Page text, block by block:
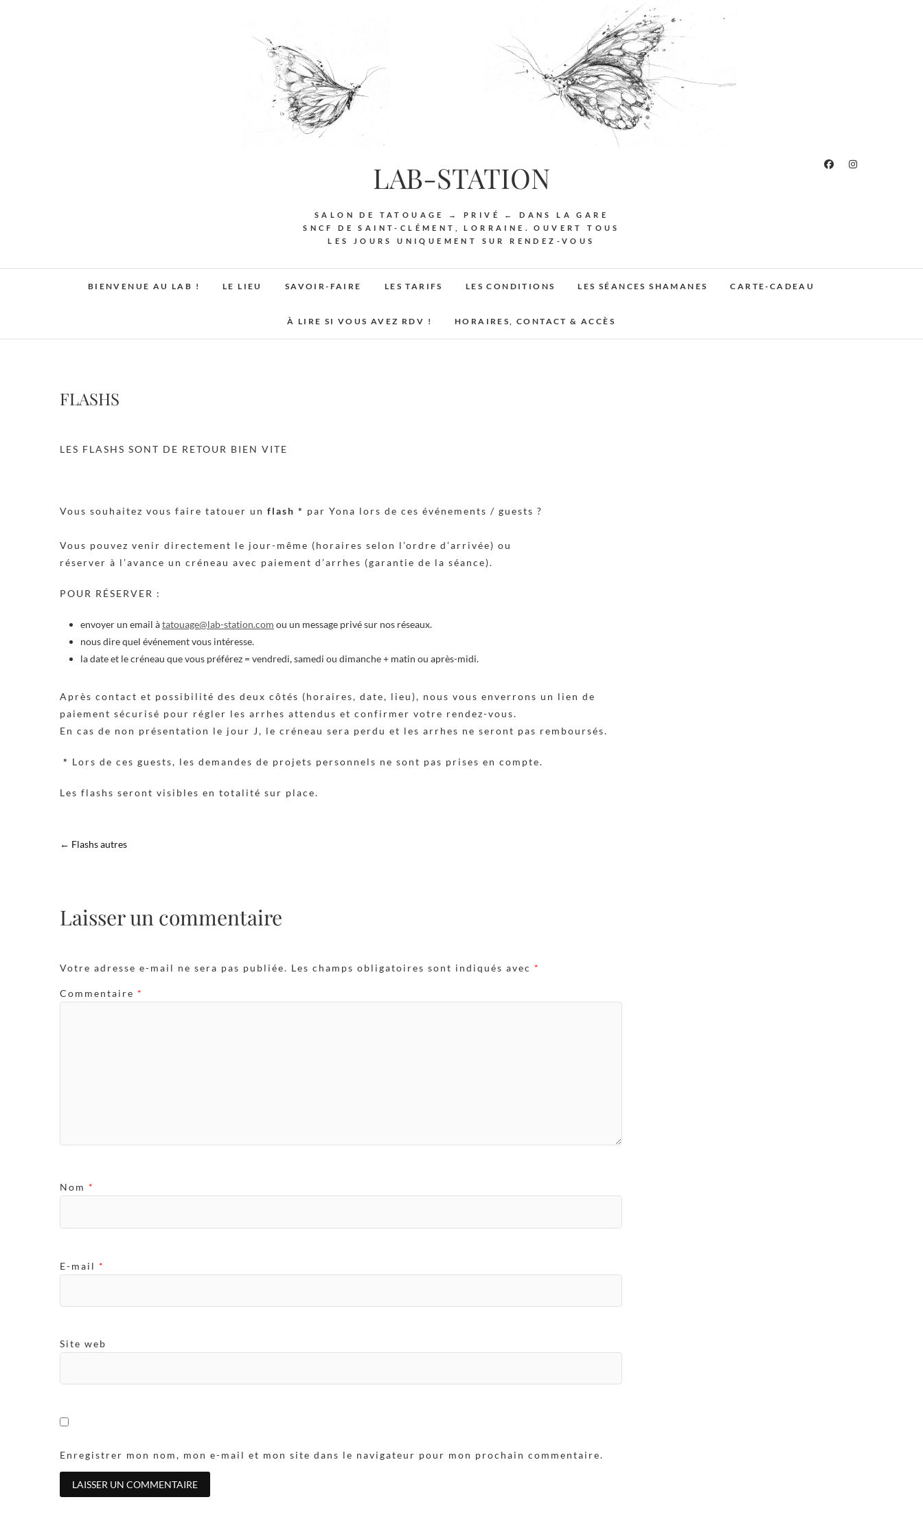
LAB-STATION
SALON DE TATOUAGE → PRIVÉ ← DANS LA GARE
SNCF DE SAINT-CLÉMENT, LORRAINE. OUVERT TOUS
LES JOURS UNIQUEMENT SUR RENDEZ-VOUS
BIENVENUE AU LAB ! LE LIEU SAVOIR-FAIRE LES TARIFS LES CONDITIONS LES SÉANCES SHAMANES CARTE-CADEAU
À LIRE SI VOUS AVEZ RDV ! HORAIRES, CONTACT & ACCÈS
FLASHS
LES FLASHS SONT DE RETOUR BIEN VITE
Vous souhaitez vous faire tatouer un flash * par Yona lors de ces événements / guests ?
Vous pouvez venir directement le jour-même (horaires selon l’ordre d’arrivée) ou
réserver à l’avance un créneau avec paiement d’arrhes (garantie de la séance).
POUR RÉSERVER :
envoyer un email àtatouage@lab-station.com ou un message privé sur nos réseaux.
nous dire quel événement vous intéresse.
la date et le créneau que vous préférez = vendredi, samedi ou dimanche + matin ou après-midi.
Après contact et possibilité des deux côtés (horaires, date, lieu), nous vous enverrons un lien de
paiement sécurisé pour régler les arrhes attendus et confirmer votre rendez-vous.
En cas de non présentation le jour J, le créneau sera perdu et les arrhes ne seront pas remboursés.
* Lors de ces guests, les demandes de projets personnels ne sont pas prises en compte.
Les flashs seront visibles en totalité sur place.
← Flashs autres
Laisser un commentaire
Votre adresse e-mail ne sera pas publiée. Les champs obligatoires sont indiqués avec *
Commentaire *
Nom *
E-mail *
Site web
Enregistrer mon nom, mon e-mail et mon site dans le navigateur pour mon prochain commentaire.